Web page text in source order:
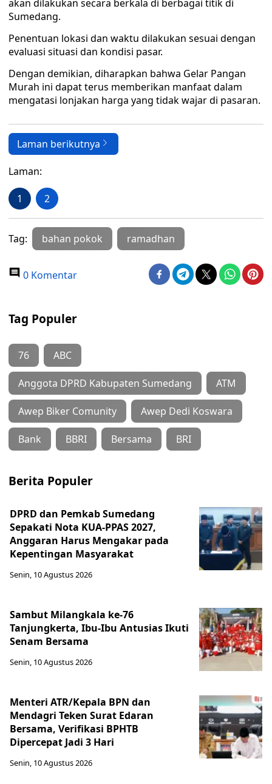
akan dilakukan secara berkala di berbagai titik di
Sumedang.
Penentuan lokasi dan waktu dilakukan sesuai dengan
evaluasi situasi dan kondisi pasar.
Dengan demikian, diharapkan bahwa Gelar Pangan
Murah ini dapat terus memberikan manfaat dalam
mengatasi lonjakan harga yang tidak wajar di pasaran.
Laman berikutnya
Laman:
1 2
Tag: bahan pokok ramadhan
0 Komentar
Tag Populer
76 ABC
Anggota DPRD Kabupaten Sumedang ATM
Awep Biker Comunity Awep Dedi Koswara
Bank BBRI Bersama BRI
Berita Populer
DPRD dan Pemkab Sumedang
Sepakati Nota KUA-PPAS 2027,
Anggaran Harus Mengakar pada
Kepentingan Masyarakat
Senin, 10 Agustus 2026
Sambut Milangkala ke-76
Tanjungkerta, Ibu-Ibu Antusias Ikuti
Senam Bersama
Senin, 10 Agustus 2026
Menteri ATR/Kepala BPN dan
Mendagri Teken Surat Edaran
Bersama, Verifikasi BPHTB
Dipercepat Jadi 3 Hari
Senin, 10 Agustus 2026